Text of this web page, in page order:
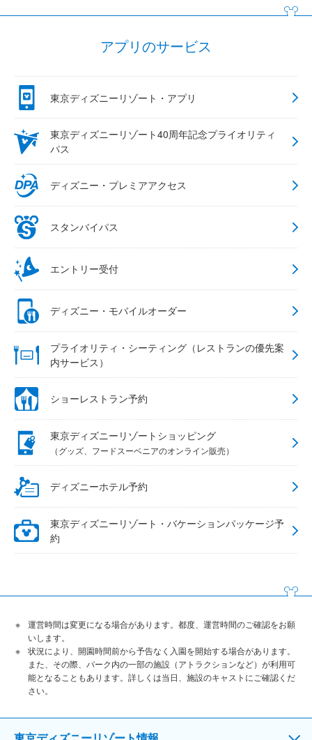
アプリのサービス
東京ディズニーリゾート・アプリ
東京ディズニーリゾート40周年記念プライオリティ
パス
ディズニー・プレミアアクセス
スタンバイパス
エントリー受付
ディズニー・モバイルオーダー
プライオリティ・シーティング（レストランの優先案
内サービス）
ショーレストラン予約
東京ディズニーリゾートショッピング
（グッズ、フードスーベニアのオンライン販売）
ディズニーホテル予約
東京ディズニーリゾート・バケーションパッケージ予
約
運営時間は変更になる場合があります。都度、運営時間のご確認をお願
いします。
状況により、開園時間前から予告なく入園を開始する場合があります。
また、その際、パーク内の一部の施設（アトラクションなど）が利用可
能となることもあります。詳しくは当日、施設のキャストにご確認くだ
さい。